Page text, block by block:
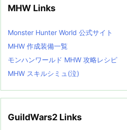
MHW Links
Monster Hunter World 公式サイト
MHW 作成装備一覧
モンハンワールド MHW 攻略レシピ
MHW スキルシミュ(泣)
GuildWars2 Links